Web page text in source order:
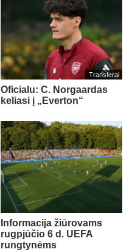
Transferai
Oficialu: C. Norgaardas
keliasi į „Everton“
Informacija žiūrovams
rugpjūčio 6 d. UEFA
rungtynėms